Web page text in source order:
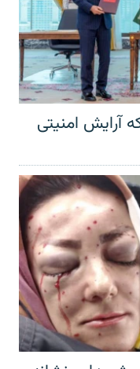
آرایش امنیتی